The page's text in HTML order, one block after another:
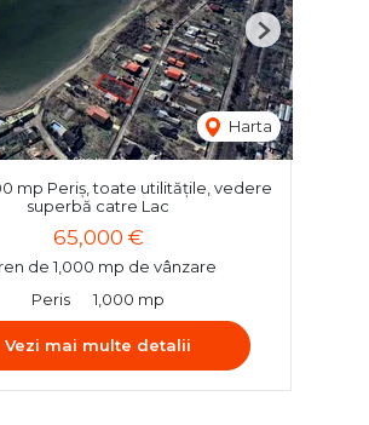
Harta
Next
mp Periș, toate utilitățile, vedere
superbă catre Lac
65,000 €
de 1,000 mp de vânzare
Peris
1,000 mp
Vezi mai multe detalii